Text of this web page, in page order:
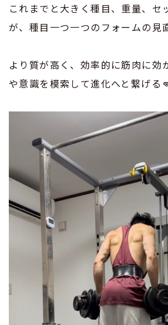
これまでと大きく種目、重量、セ
が、種目一つ一つのフォームの見
より質が高く、効率的に筋肉に効
や意識を模索して進化へと繋げる